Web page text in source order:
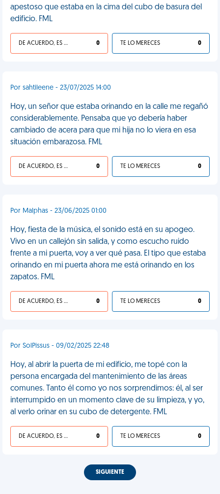
apestoso que estaba en la cima del cubo de basura del
edificio. FML
DE ACUERDO, ES UNA VIDA HP 0 TE LO MERECES 0
Por sahtileene - 23/07/2025 14:00
Hoy, un señor que estaba orinando en la calle me regañó
considerablemente. Pensaba que yo debería haber
cambiado de acera para que mi hija no lo viera en esa
situación embarazosa. FML
DE ACUERDO, ES UNA VIDA HP 0 TE LO MERECES 0
Por Malphas - 23/06/2025 01:00
Hoy, fiesta de la música, el sonido está en su apogeo.
Vivo en un callejón sin salida, y como escucho ruido
frente a mi puerta, voy a ver qué pasa. El tipo que estaba
orinando en mi puerta ahora me está orinando en los
zapatos. FML
DE ACUERDO, ES UNA VIDA HP 0 TE LO MERECES 0
Por SolPissus - 09/02/2025 22:48
Hoy, al abrir la puerta de mi edificio, me topé con la
persona encargada del mantenimiento de las áreas
comunes. Tanto él como yo nos sorprendimos: él, al ser
interrumpido en un momento clave de su limpieza, y yo,
al verlo orinar en su cubo de detergente. FML
DE ACUERDO, ES UNA VIDA HP 0 TE LO MERECES 0
SIGUIENTE